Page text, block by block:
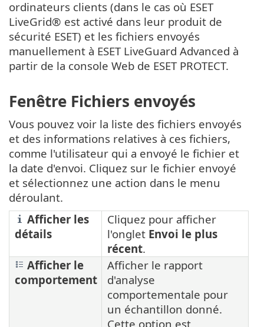
ordinateurs clients (dans le cas où ESET
LiveGrid® est activé dans leur produit de
sécurité ESET) et les fichiers envoyés
manuellement à ESET LiveGuard Advanced à
partir de la console Web de ESET PROTECT.
Fenêtre Fichiers envoyés
Vous pouvez voir la liste des fichiers envoyés
et des informations relatives à ces fichiers,
comme l'utilisateur qui a envoyé le fichier et
la date d'envoi. Cliquez sur le fichier envoyé
et sélectionnez une action dans le menu
déroulant.
Afficher les
détails
Cliquez pour afficher
l'onglet Envoi le plus
récent.
Afficher le
comportement
Afficher le rapport
d'analyse
comportementale pour
un échantillon donné.
Cette option est